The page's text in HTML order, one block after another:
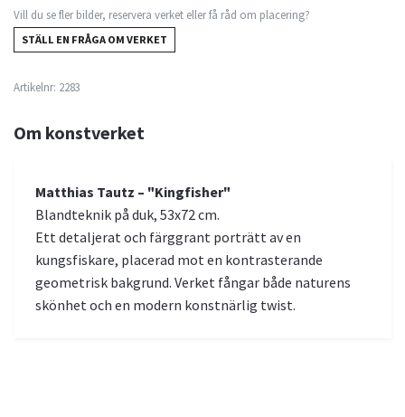
Vill du se fler bilder, reservera verket eller få råd om placering?
STÄLL EN FRÅGA OM VERKET
Artikelnr: 2283
Om konstverket
Matthias Tautz – "Kingfisher"
Blandteknik på duk, 53x72 cm.
Ett detaljerat och färggrant porträtt av en
kungsfiskare, placerad mot en kontrasterande
geometrisk bakgrund. Verket fångar både naturens
skönhet och en modern konstnärlig twist.